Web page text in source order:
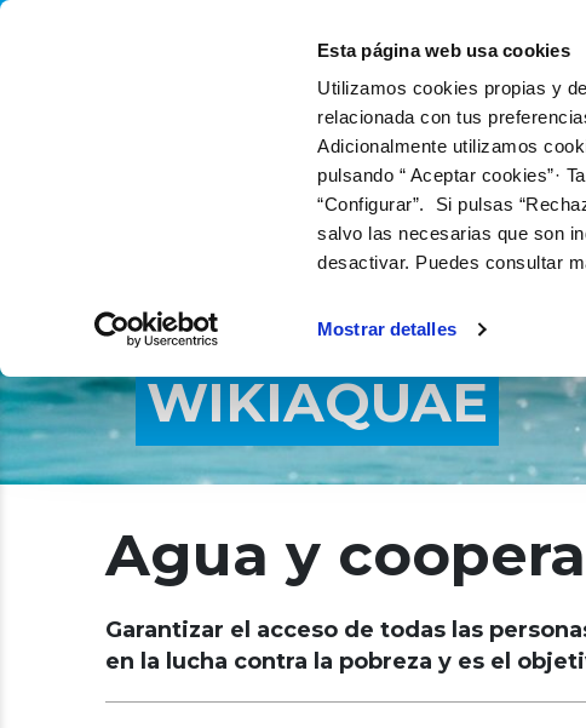
Esta página web usa cookies
Utilizamos cookies propias y
relacionada con tus
Adicionalmente utilizamos
pulsando “ Aceptar cookies”·
“Configurar”. Si pulsas
salvo las necesarias que son
desactivar. Puedes consultar
Mostrar detalles
WIKIAQUAE
Agua y
Garantizar el acceso de todas las
en la lucha contra la pobreza y es el